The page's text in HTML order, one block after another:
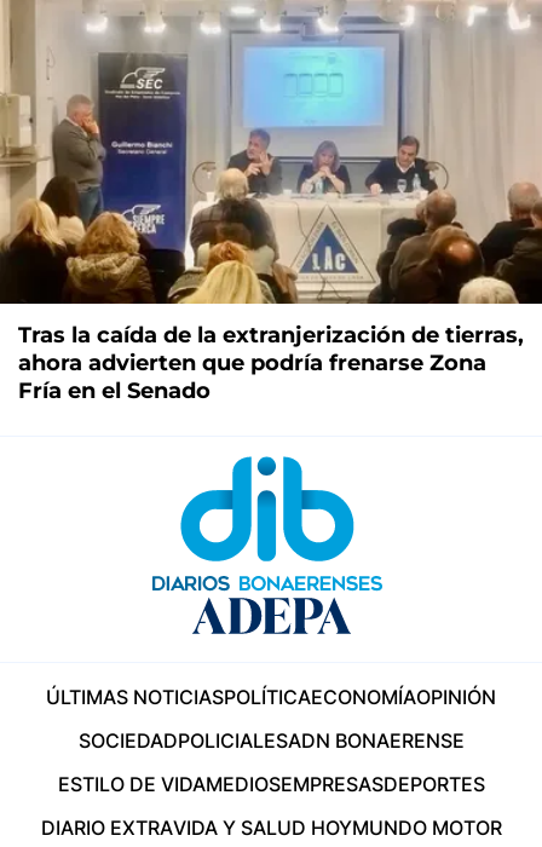
Tras la caída de la extranjerización de tierras,
ahora advierten que podría frenarse Zona
Fría en el Senado
ÚLTIMAS NOTICIASPOLÍTICAECONOMÍAOPINIÓN
SOCIEDADPOLICIALESADN BONAERENSE
ESTILO DE VIDAMEDIOSEMPRESASDEPORTES
DIARIO EXTRAVIDA Y SALUD HOYMUNDO MOTOR